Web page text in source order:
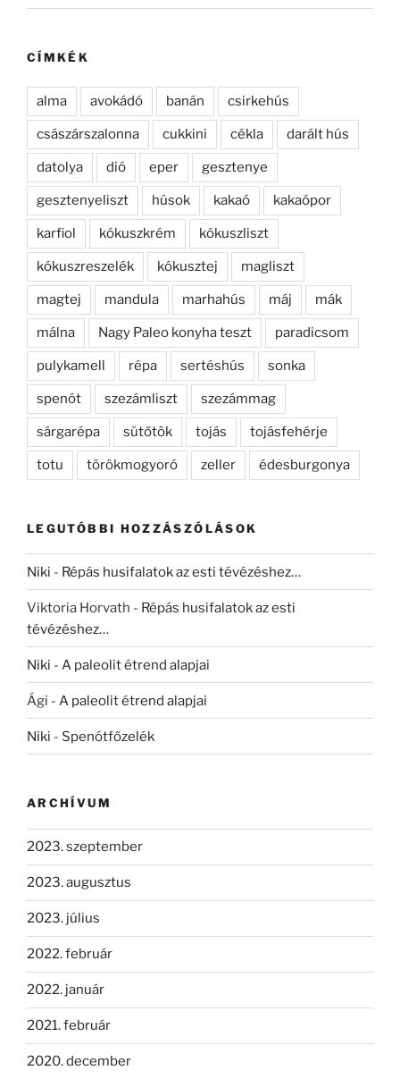
CÍMKÉK
alma avokádó banán csirkehús
császárszalonna cukkini cékla darált hús
datolya dió eper gesztenye
gesztenyeliszt húsok kakaó kakaópor
karfiol kókuszkrém kókuszliszt
kókuszreszelék kókusztej magliszt
magtej mandula marhahús máj mák
málna Nagy Paleo konyha teszt paradicsom
pulykamell répa sertéshús sonka
spenót szezámliszt szezámmag
sárgarépa sütőtök tojás tojásfehérje
totu törökmogyoró zeller édesburgonya
LEGUTÓBBI HOZZÁSZÓLÁSOK
Niki - Répás husifalatok az esti tévézéshez…
Viktoria Horvath - Répás husifalatok az esti
tévézéshez…
Niki - A paleolit étrend alapjai
Ági - A paleolit étrend alapjai
Niki - Spenótfőzelék
ARCHÍVUM
2023. szeptember
2023. augusztus
2023. július
2022. február
2022. január
2021. február
2020. december